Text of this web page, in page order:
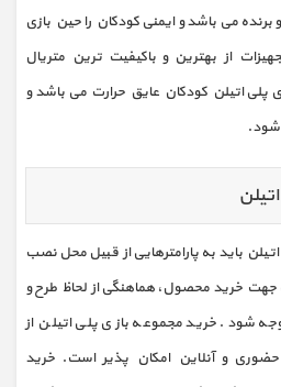
برنده می باشد و ایمنی کودکان را حین بازی
از بهترین و باکیفیت ترین متریال
اتیلن کودکان عایق حرارت می باشد و
شود.
باید به پارامترهایی از قبیل محل نصب
خرید محصول، هماهنگی از لحاظ طرح و
شود. خرید مجموعه بازی پلی اتیلن از
و آنلاین امکان پذیر است. خرید